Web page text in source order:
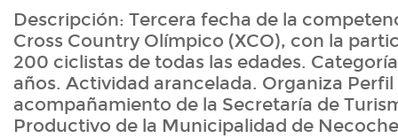
Descripción: Tercera fecha de la
Cross Country Olímpico (XCO), con la
200 ciclistas de todas las edades.
años. Actividad arancelada. Organiza
acompañamiento de la Secretaría de
Productivo de la Municipalidad de